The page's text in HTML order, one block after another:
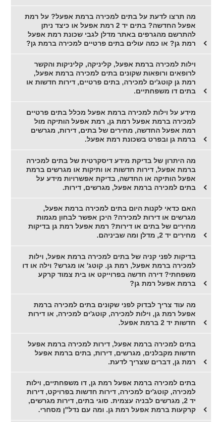
מה תרצו לדעת על בתים למכירה ברמת אפעל? על רמת
אפעל החדשה? בתים יד 2 רמת אפעל או כיצד ניתן
להתרשם מהגרפים באתר מדלן לגבי שכונת רמת אפעל
רמת גן? או כמה עולים בתים פרטיים למכירה ברמת גן?
וילות למכירה ברמת אפעל, קליניקה, קליניקות והקשר
לרופאים ורופאות שקונים בתים למכירה ברמת אפעל,
רמת גן קוטג'ים למכירה, בתים פרטיים, דירות חדשות או
בתים דו משפחתיים.
מידע על וילות למכירה ברמת אפעל מכלל בתים פרטיים
למכירה ברמת אפעל רמת גן, רמת אפעל הותיקה מול
רמת אפעל החדשה, מחירים של בתים, דירות, מגרשים
ברמת גן ובפרט בשכונת רמת אפעל.
מה היתרון של בדיקת מידע דיסקרטית של בתים למכירה
ברמת אפעל, דירות חדשות או ותיקות או מגרשים ברמת
אפעל הותיקה או החדשה, בדיקת אפשרויות מידע על
בתים למכירה ברמת אפעל, מגרשים, דירות.
האם כדאי לקנות היום בתים למכירה ברמת אפעל,
מגרשים או דירות למכירה? היכן אפשר לבחון מגמות
מחירים של בתים או דירות? רמת אפעל רמת גן בדיקות
מחירים יד 2, מדלן ומה שביניהם.
בדיקות לפני קניה של בתים למכירה ברמת אפעל, וילות
למכירה ברמת אפעל, רמת גן. קוטג' או מגרש? וילה או דו
משפחתי? דירה חדשה בפרוייקט או בית צמוד קרקע
ברמת אפעל רמת גן?
מה עוד צריך לבדוק לפני שקונים בתים למכירה ברמת
אפעל רמת גן, וילות למכירה, קוטג'ים למכירה, או דירות
חדשות יד 2 ברמת אפעל.
בתים למכירה ברמת אפעל, דירות למכירה ברמת אפעל
חדשות מקבלנים, מגרשים, דירות, בתים ברמת אפעל
רמת גן, דברים שצריך לדעת.
בתים למכירה ברמת אפעל רמת גן, דו משפחתיים, וילות
למכירה, קוטג'ים למכירה, דירות חדשות בפרויקט, דירות
יד 2, מגרשים לבניה עצמית. סוגי בתים, דירות מגרשים,
קרקעות ברמת אפעל רמת גן. ומה עם נדל"ן מסחרי.